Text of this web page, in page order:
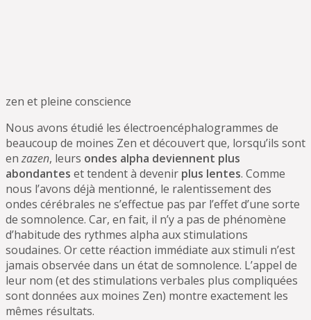
zen et pleine conscience
Nous avons étudié les électroencéphalogrammes de
beaucoup de moines Zen et découvert que, lorsqu’ils sont
en zazen, leurs ondes alpha deviennent plus
abondantes et tendent à devenir plus lentes. Comme
nous l’avons déjà mentionné, le ralentissement des
ondes cérébrales ne s’effectue pas par l’effet d’une sorte
de somnolence. Car, en fait, il n’y a pas de phénomène
d’habitude des rythmes alpha aux stimulations
soudaines. Or cette réaction immédiate aux stimuli n’est
jamais observée dans un état de somnolence. L’appel de
leur nom (et des stimulations verbales plus compliquées
sont données aux moines Zen) montre exactement les
mêmes résultats.